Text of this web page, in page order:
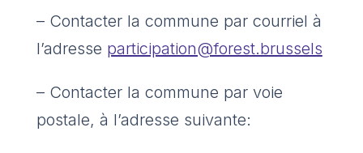
– Contacter la commune par courriel à
l’adresse participation@forest.brussels
– Contacter la commune par voie
postale, à l’adresse suivante: